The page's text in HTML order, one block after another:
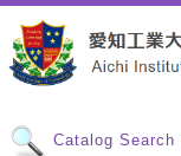
Catalog Search